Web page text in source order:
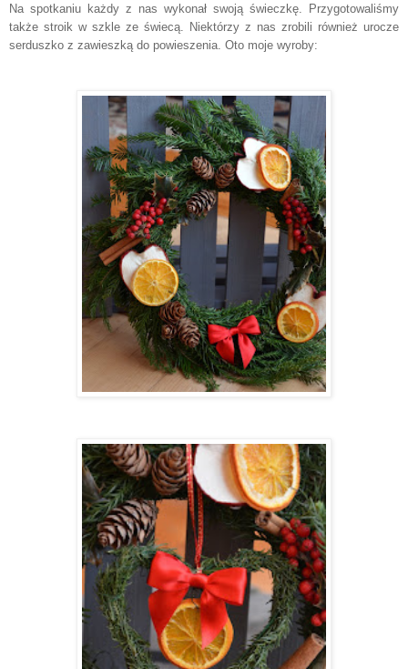
Na spotkaniu każdy z nas wykonał swoją świeczkę.
Przygotowaliśmy
także stroik w szkle ze świecą.
Niektórzy z nas zrobili również urocze
serduszko z zawieszką do powieszenia. Oto moje wyroby: